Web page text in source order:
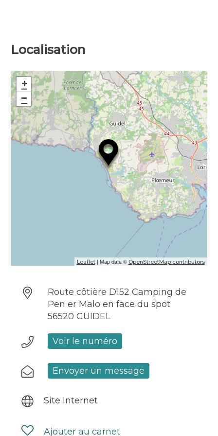
Localisation
+
−
Leaflet| Map data © OpenStreetMap contributors
Route côtière D152 Camping de
Pen er Malo en face du spot
56520 GUIDEL
Voir le numéro
Envoyer un message
Site Internet
Ajouter au carnet